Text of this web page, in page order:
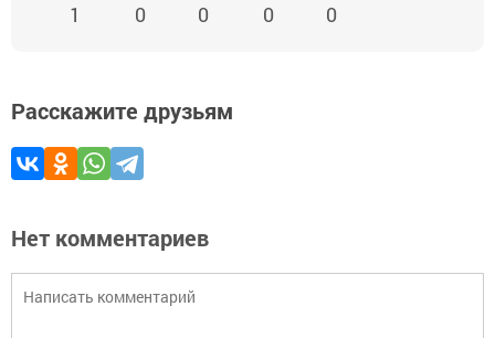
1 0 0 0 0
Расскажите друзьям
Нет комментариев